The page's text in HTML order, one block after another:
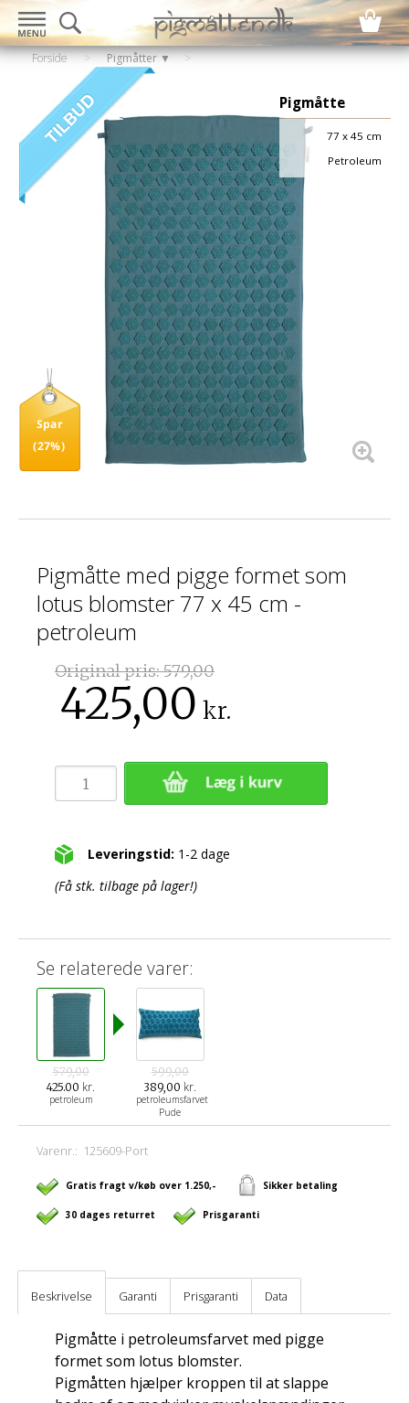
Forside > Pigmåtter ▼
Pigmåtte
77 x 45 cm
Petroleum
Spar
(27%)
Pigmåtte med pigge formet som
lotus blomster 77 x 45 cm -
petroleum
Original pris:579,00
425,00 kr.
Leveringstid: 1-2 dage
(Få stk. tilbage på lager!)
Se relaterede varer:
579,00
425.00 kr.
petroleum
599,00
389,00 kr.
petroleumsfarvet
Pude
Varenr.: 125609-Port
Gratis fragt v/køb over 1.250,- Sikker betaling
30 dages returret Prisgaranti
Beskrivelse Garanti Prisgaranti Data
Pigmåtte i petroleumsfarvet med pigge
formet som lotus blomster.
Pigmåtten hjælper kroppen til at slappe